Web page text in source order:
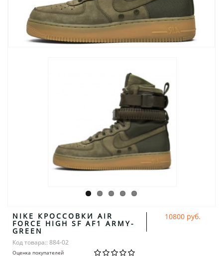
NIKE КРОССОВКИ AIR
FORCE HIGH SF AF1 ARMY-
GREEN
Код товара:: 884-02
Оценка покупателей
10800 руб.